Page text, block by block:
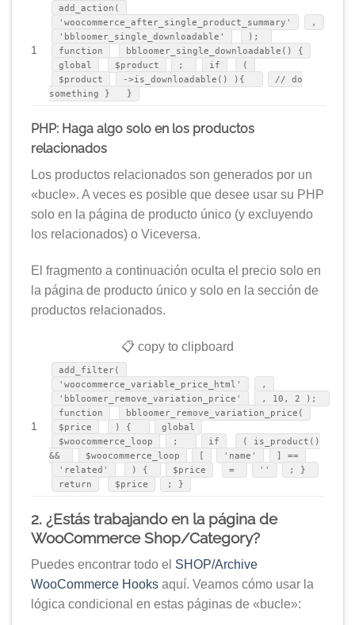
1
add_action(
'woocommerce_after_single_product_summary'
,
'bbloomer_single_downloadable'
);
function
bbloomer_single_downloadable() {
global
$product ; if
(
$product
->is_downloadable() ){
// do
something } }
PHP: Haga algo solo en los productos
relacionados
Los productos relacionados son generados por un
«bucle». A veces es posible que desee usar su PHP
solo en la página de producto único (y excluyendo
los relacionados) o Viceversa.
El fragmento a continuación oculta el precio solo en
la página de producto único y solo en la sección de
productos relacionados.
📋 copy to clipboard
1
add_filter(
'woocommerce_variable_price_html'
,
'bbloomer_remove_variation_price'
, 10, 2 );
function
bbloomer_remove_variation_price(
$price
) {
global
$woocommerce_loop
; if
( is_product()
&&
$woocommerce_loop [ 'name'
] ==
'related'
) { $price = ''
; }
return
$price ; }
2. ¿Estás trabajando en la página de
WooCommerce Shop/Category?
Puedes encontrar todo el SHOP/Archive
WooCommerce Hooks aquí. Veamos cómo usar la
lógica condicional en estas páginas de «bucle»: